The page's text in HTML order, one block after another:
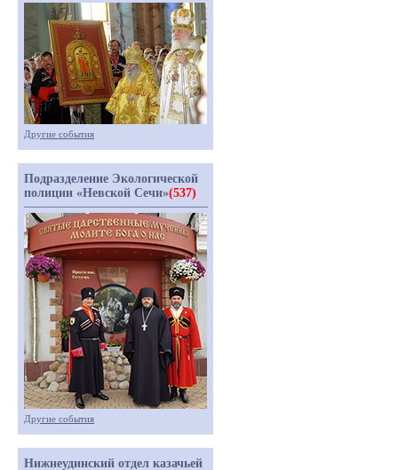
Другие события
Подразделение Экологической
полиции «Невской Сечи»(537)
Другие события
Нижнеудинский отдел казачьей